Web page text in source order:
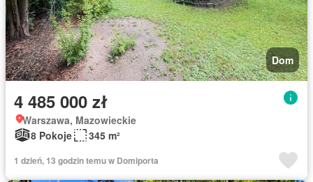
Dom
4 485 000 zł
Warszawa, Mazowieckie
8 Pokoje
345 m²
1 dzień, 13 godzin temu w Domiporta